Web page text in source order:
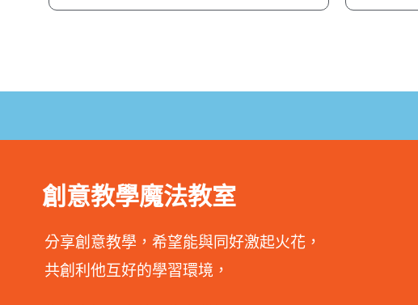
創意教學魔法教室
分享創意教學，希望能與同好激起火花，
共創利他互好的學習環境，